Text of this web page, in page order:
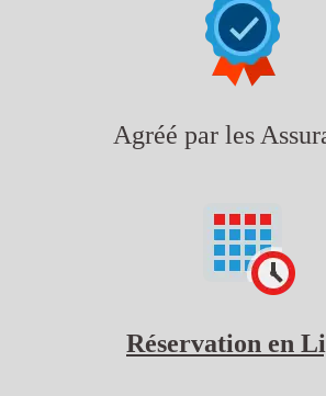
Agréé par les
Réservation en